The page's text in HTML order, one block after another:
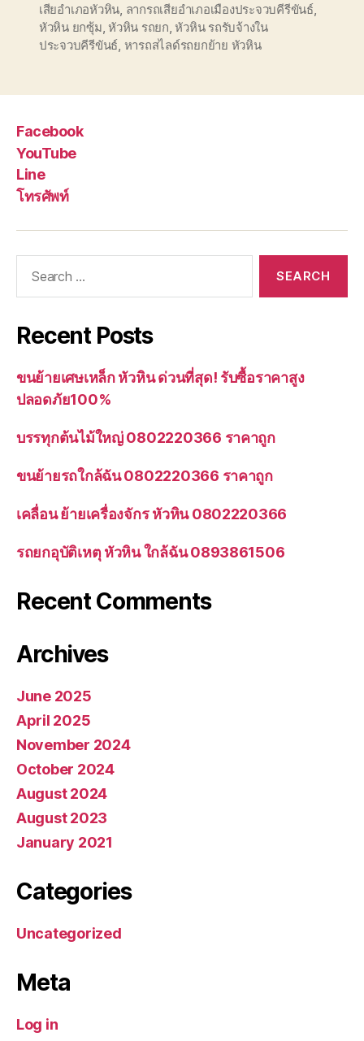
เสียอำเภอหัวหิน ลากรถเสียอำเภอเมืองประจวบคีรีขันธ์,
หัวหิน ยกซุ้ม ,หัวหิน รถยก ,หัวหิน รถรับจ้างใน
ประจวบคีรีขันธ์ หารถสไลด์รถยกย้าย หัวหิน
Facebook
YouTube
Line
โทรศัพท์
Recent Posts
ขนย้ายเศษเหล็ก หัวหิน ด่วนที่สุด! รับซื้อราคาสูง
ปลอดภัย100%
บรรทุกต้นไม้ใหญ่ 0802220366 ราคาถูก
ขนย้ายรถใกล้ฉัน 0802220366 ราคาถูก
เคลื่อน ย้ายเครื่องจักร หัวหิน 0802220366
รถยกอุบัติเหตุ หัวหิน ใกล้ฉัน 0893861506
Recent Comments
Archives
June 2025
April 2025
November 2024
October 2024
August 2024
August 2023
January 2021
Categories
Uncategorized
Meta
Log in